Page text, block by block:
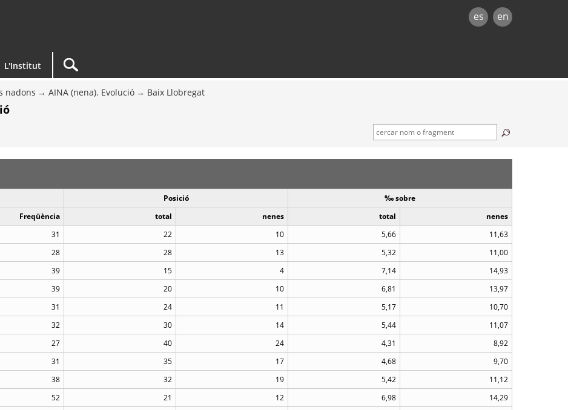
es en
L'Institut
nadons AINA (nena). Evolució Baix Llobregat
Posició
‰ sobre
Freqüència
total nenes total
nenes
31 22 10 5,66
11,63
28 28 13 5,32
11,00
39 15 4 7,14
14,93
39 20 10 6,81
13,97
31 24 11 5,17
10,70
32 30 14 5,44
11,07
27 40 24 4,31
8,92
31 35 17 4,68
9,70
38 32 19 5,42
11,12
52 21 12 6,98
14,29